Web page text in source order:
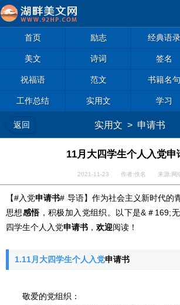
首页 励志 经典语录
美文 诗词 签名
祝福语 范文 书籍名句
工作总结 实用文 学习
返回 实用文 > 申请书
11月大四学生个人入党申
2021-11-23 作者:佚名 来源:网
【#入党申请书# 导语】作为社会主义新时代的
思想感悟 ，积极加入党组织。以下是&＃169;
四学生个人入党申请书 ， 欢迎阅读！
1.11月大四学生个人入党申请书
敬爱的党组织：